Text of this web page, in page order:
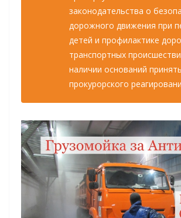
законодательства о
дорожного движения при
детей и профилактике
транспортных
наличии оснований
прокурорского